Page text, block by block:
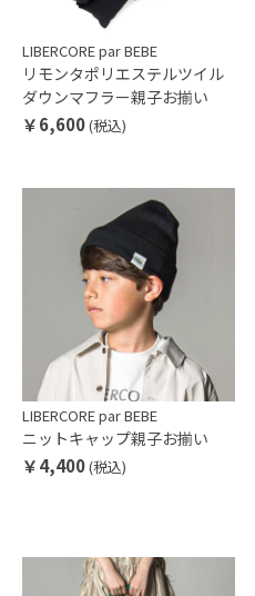
LIBERCORE par BEBE
リモンタポリエステルツイル
ダウンマフラー親子お揃い
￥6,600(税込)
LIBERCORE par BEBE
ニットキャップ親子お揃い
￥4,400(税込)